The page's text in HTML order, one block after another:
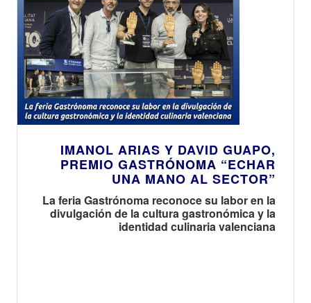
IMANOL ARIAS Y DAVID GUAPO,
PREMIO GASTRÓNOMA “ECHAR
UNA MANO AL SECTOR”
La feria Gastrónoma reconoce su labor en la
divulgación de la cultura gastronómica y la
identidad culinaria valenciana